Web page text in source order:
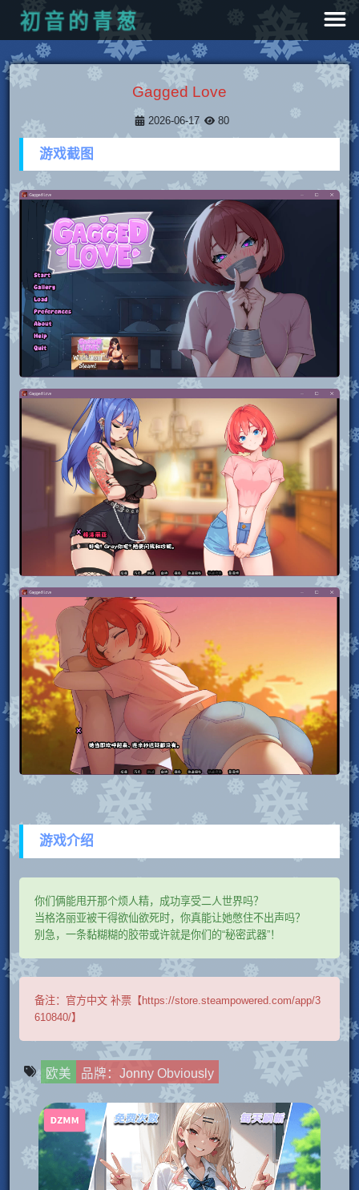
初 音 的 青葱
Gagged Love
2026-06-17 80
游戏截图
游戏介绍
你们俩能甩开那个烦人精，成功享受二人世界吗？
当格洛丽亚被干得欲仙欲死时，你真能让她憋住不出声吗？
别急，一条黏糊糊的胶带或许就是你们的“秘密武器”！
备注： 官方中文 补票【https://store.steampowered.com/app/3
610840/】
欧美 品牌：Jonny Obviously